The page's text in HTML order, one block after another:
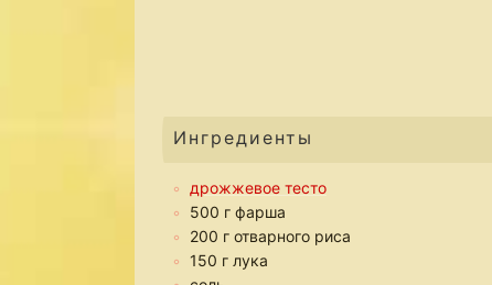
Ингредиенты
дрожжевое тесто
500 г фарша
200 г отварного риса
150 г лука